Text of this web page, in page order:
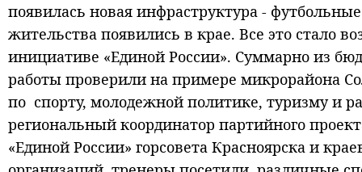
появилась новая инфраструктура -
жительства появились в крае. Все это стало
инициативе «Единой России». Суммарно из
работы проверили на примере микрорайона
по спорту, молодежной политике, туризму и
региональный координатор партийного
«Единой России» горсовета Красноярска и